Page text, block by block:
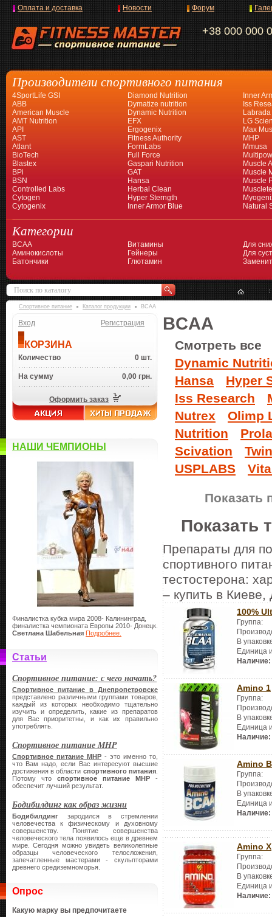
+38 000 000
Оплата и доставка Новости Форум
Производители спортивного питания
4SportLife GSI
ABB
American Muscle
AMT Nutrition
API
AST
Atlant
BioTech
Blastex
BPi
BSN
Controlled Labs
Cytogen
Cytogenix
Diamond Nutrition
Dymatize nutrition
Dynamic Nutrition
EFX
Ergogenix
Fitness Authority
FormLabs
Full Force
Gaspari Nutrition
GAT
Hansa
Herbal Clean
Hyper Sterngth
Inner Armor Blue
Inner
Iss
Labrada
LG
Max
MHP
Mmusa
Muscle
Muscle
Muscle
Natural
Категории
BCAA
Аминокислоты
Батончики
Витамины
Гейнеры
Глютамин
Для
Для
Спортивное питание Каталог продукции BCAA
Вход Регистрация
КОРЗИНА
Количество 0 шт.
На сумму 0,00 грн.
Оформить заказ
НАШИ ЧЕМПИОНЫ
Финалистка кубка мира 2008- Калининград,
финалистка чемпионата Европы 2010- Донецк.
Светлана Шабельная Подробнее.
Статьи
Спортивное питание: с чего начать?
Спортивное питание в Днепропетровске
представлено различными группами товаров,
каждый из которых необходимо тщательно
изучить и определить, какие из препаратов
для Вас приоритетны, и как их правильно
употреблять.
Спортивное питание MHP
Спортивное питание MHP - это именно то,
что Вам надо, если Вас интересуют высшие
достижения в области спортивного питания
Потому что спортивное питание MHP -
обеспечит лучший результат.
Бодибилдинг как образ жизни
Бодибилдинг зародился в стремлении
человечества к физическому и духовному
совершенству. Понятие совершенства
человеческого тела появилось еще в древнем
мире. Сегодня можно увидеть великолепные
образцы человеческого телосложения,
запечатленные мастерами - скульпторами
древнего средиземноморья.
Опрос
Какую марку вы предпочитаете
BCAA
Смотреть все
Dynamic
Hansa
Hyper
Iss Research
Nutrex
Olimp
Nutrition
Scivation
USPLABS
Показать
Показать
Препараты для
спортивного
тестостерона:
– купить в Киеве,
100%
Группа:
В
Единица
Наличие:
Amino 1
Группа:
В
Единица
Наличие:
Amino
Группа:
В
Единица
Наличие:
Amino X
Группа:
В
Единица
Наличие: